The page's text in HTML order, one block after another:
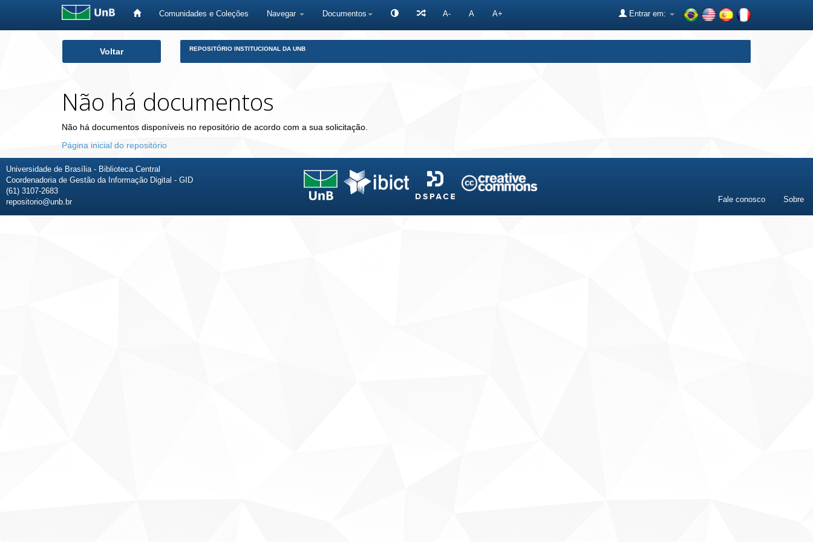
Comunidades e Coleções Navegar Documentos A- A A+ Entrar em:
Voltar REPOSITÓRIO INSTITUCIONAL DA UNB
Não há documentos
Não há documentos disponíveis no repositório de acordo com a sua solicitação.
Página inicial do repositório
Universidade de Brasília - Biblioteca Central
Coordenadoria de Gestão da Informação Digital - GID
(61) 3107-2683
repositorio@unb.br
Fale conosco Sobre